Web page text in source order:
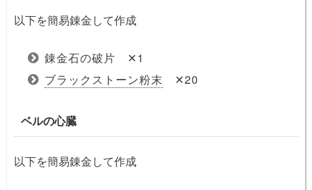
以下を簡易錬金して作成
錬金石の破片 ✕1
ブラックストーン粉末 ✕20
ベルの心臓
以下を簡易錬金して作成